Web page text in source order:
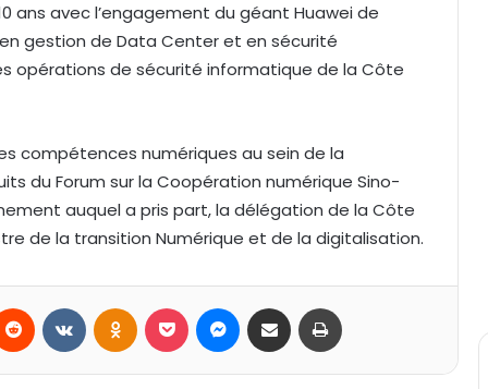
ans avec l’engagement du géant Huawei de
gestion de Data Center et en sécurité
opérations de sécurité informatique de la Côte
compétences numériques au sein de la
du Forum sur la Coopération numérique Sino-
auquel a pris part, la délégation de la Côte
de la transition Numérique et de la digitalisation.